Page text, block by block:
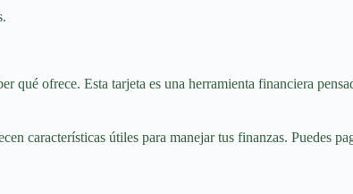
qué ofrece. Esta tarjeta es una herramienta financiera
características útiles para manejar tus finanzas. Puedes